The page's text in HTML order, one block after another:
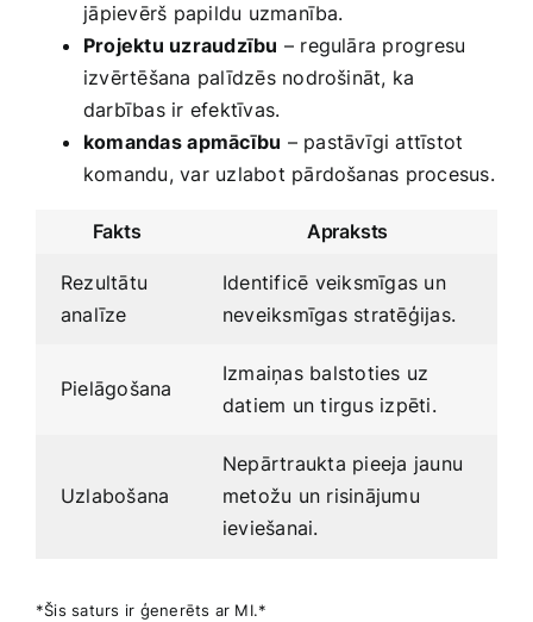
⁤jāpievērš papildu uzmanība.
Projektu uzraudzību – regulāra progresu
izvērtēšana palīdzēs nodrošināt, ka
darbības ir efektīvas.
komandas⁣ apmācību – pastāvīgi attīstot
komandu, var uzlabot pārdošanas procesus.
Fakts Apraksts
Rezultātu
analīze
Identificē veiksmīgas un
neveiksmīgas stratēģijas.
Pielāgošana
Izmaiņas balstoties uz
datiem un tirgus izpēti.
Uzlabošana
Nepārtraukta pieeja jaunu
metožu un risinājumu
ieviešanai.
*Šis saturs ir ģenerēts ar MI.*